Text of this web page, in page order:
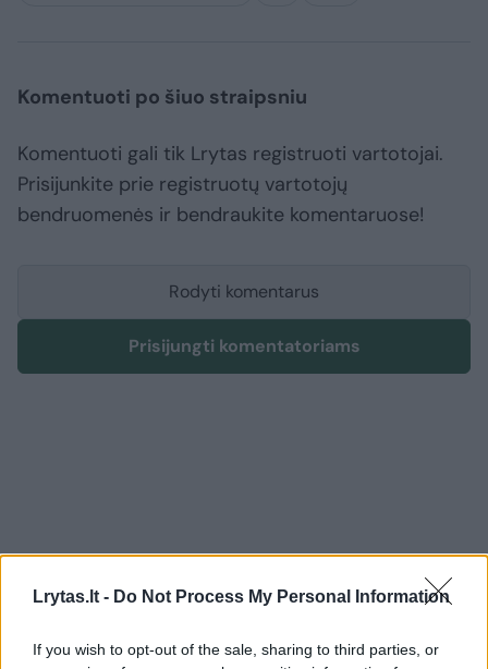
Lrytas.lt - Do Not Process My Personal Information
If you wish to opt-out of the sale, sharing to third parties, or
Komentuoti po šiuo straipsniu
Komentuoti gali tik Lrytas registruoti vartotojai.
Prisijunkite prie registruotų vartotojų
bendruomenės ir bendraukite komentaruose!
Rodyti komentarus
Prisijungti komentatoriams